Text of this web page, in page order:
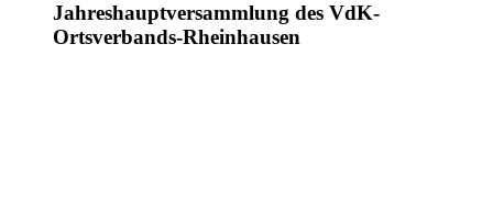
Jahreshauptversammlung des VdK-
Ortsverbands-Rheinhausen